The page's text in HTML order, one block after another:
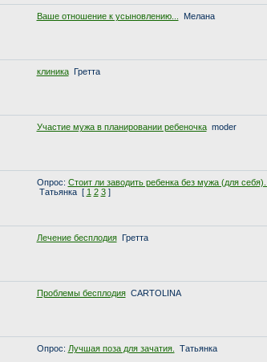
Ваше отношение к усыновлению...
Мелана
клиника
Гретта
Участие мужа в планировании ребеночка moder
Опрос: Стоит ли заводить ребенка без мужа (для себя)...
Татьянка [ 1 2 3 ]
Лечение бесплодия
Гретта
Проблемы бесплодия CARTOLINA
Опрос: Лучшая поза для зачатия.
Татьянка